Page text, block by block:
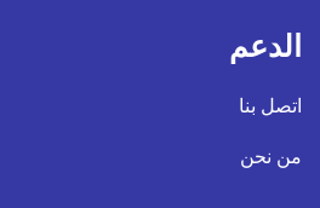
الدعم
اتصل بنا
من نحن